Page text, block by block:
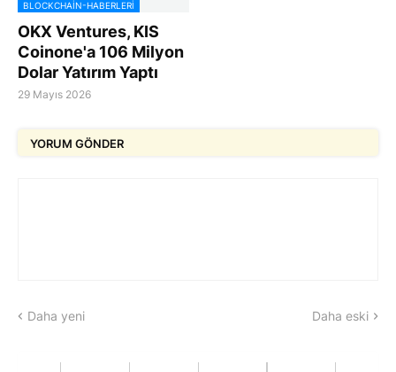
BLOCKCHAIN-HABERLERI
OKX Ventures, KIS
Coinone'a 106 Milyon
Dolar Yatırım Yaptı
29 Mayıs 2026
YORUM GÖNDER
Daha yeni Daha eski